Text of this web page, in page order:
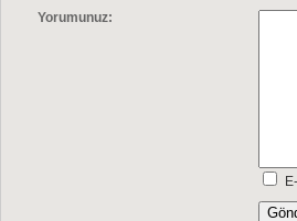
Yorumunuz: